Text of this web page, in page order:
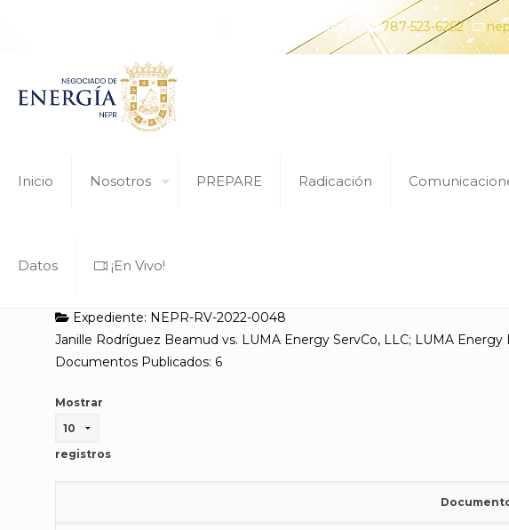
¿Tiene alguna pregunta? Comunícate con nosotros al 787-523-6262
Inicio Nosotros PREPARE Radicación
Datos ¡En Vivo!
Expediente: NEPR-RV-2022-0048
Janille Rodríguez Beamud vs. LUMA Energy ServCo, LLC; LUMA Energy
Documentos Publicados: 6
Mostrar
registros